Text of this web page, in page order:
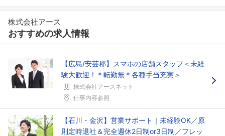
フォローしました
株式会社アース
おすすめの求人情報
【広島/安芸郡】スマホの店舗スタッフ＜未経
験大歓迎！＊転勤無＊各種手当充実＞
株式会社アースネット
仕事内容参照
【石川・金沢】営業サポート｜未経験OK／原
則定時退社＆完全週休2日制or3日制／フレッ